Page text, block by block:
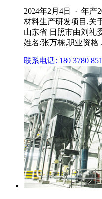
2024年2月4日 · 年产
材料生产研发项目,关
山东省 日照市由刘礼
姓名:张万栋,职业资格 .
联系电话: 180 3780